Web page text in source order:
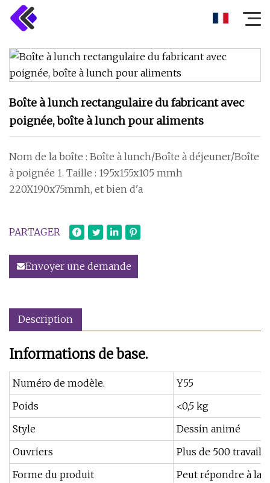
Boîte à lunch rectangulaire du fabricant avec
poignée, boîte à lunch pour aliments
Nom de la boîte : Boîte à lunch/Boîte à déjeuner/Boîte
à poignée 1. Taille : 195x155x105 mmh
220X190x75mmh, et bien d'a
PARTAGER
Envoyer une demande
Description
Informations de base.
Numéro de modèle.
Y55
Poids
<0,5 kg
Style
Dessin animé
Ouvriers
Plus de 500
Forme du produit
Peut répondre à la